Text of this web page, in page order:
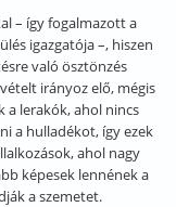
– így fogalmazott a
igazgatója –, hiszen
való ösztönzés
irányoz elő, mégis
a lerakók, ahol nincs
a hulladékot, így ezek
ahol nagy
képesek lennének a
a szemetet.